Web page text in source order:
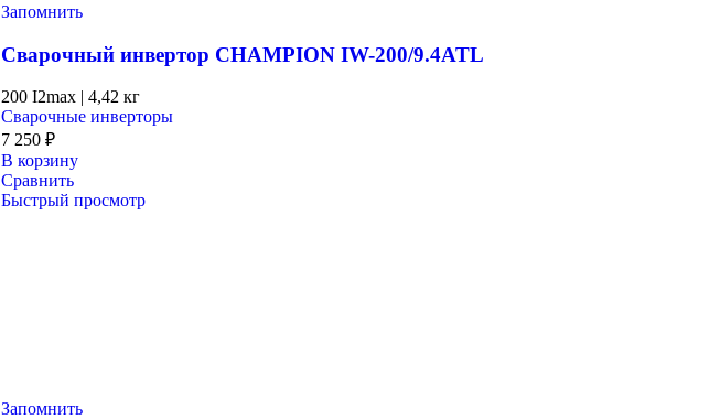
Запомнить
Сварочный инвертор CHAMPION IW-200/9.4ATL
200 I2max
4,42 кг
Сварочные инверторы
7 250 ₽
В корзину
Сравнить
Быстрый просмотр
Запомнить